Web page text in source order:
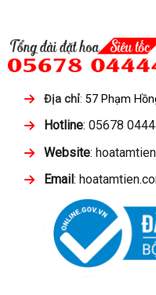
Địa chỉ: 57 Phạm
Hotline: 05678
Website:
Email :